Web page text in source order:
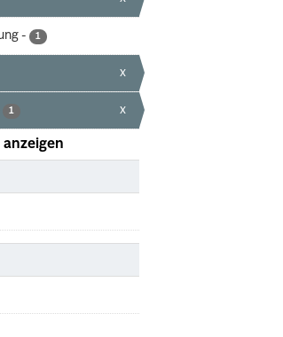
- 1
x
1 x
anzeigen